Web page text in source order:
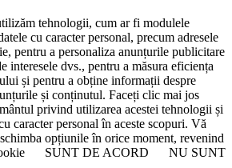
tehnologii, cum ar fi modulele
cu caracter personal, precum adresele
pentru a personaliza anunțurile publicitare
interesele dvs., pentru a măsura eficiența
și pentru a obține informații despre
și conținutul. Faceți clic mai jos
privind utilizarea acestei tehnologii și
caracter personal în aceste scopuri. Vă
opțiunile în orice moment, revenind
SUNT DE ACORD
NU SUNT